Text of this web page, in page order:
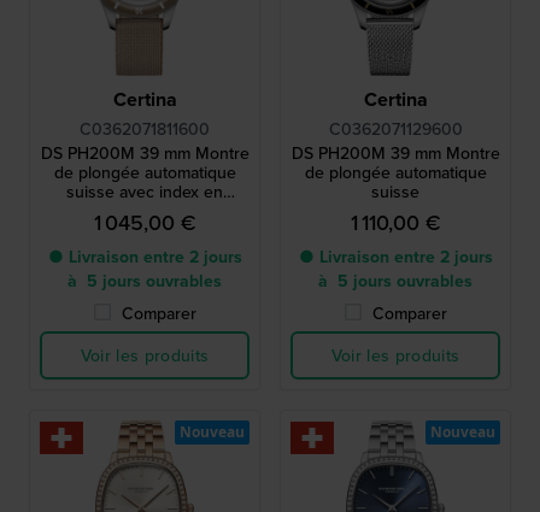
Certina
C0362071811600
DS PH200M 39 mm Montre
de plongée automatique
suisse avec index en
diamants et cadran Nacre
1 045,00 €
● Livraison entre 2 jours
à 5 jours ouvrables
Comparer
Voir les produits
Certina
C0362071129600
DS PH200M 39 mm Montre
de plongée automatique
suisse
1 110,00 €
● Livraison entre 2 jours
à 5 jours ouvrables
Comparer
Voir les produits
Nouveau Nouveau